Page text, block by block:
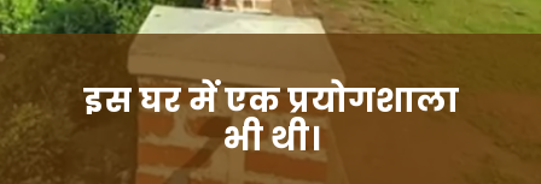
इस घर में एक प्रयोगशाला
भी थी।